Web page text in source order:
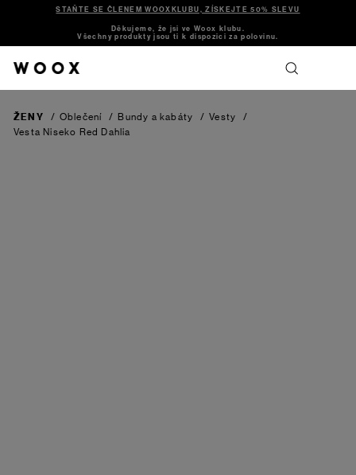
STAŇTE SE ČLENEM WOOXKLUBU, ZÍSKEJTE 50% SLEVU
Děkujeme, že jsi ve Woox klubu.
Všechny produkty jsou ti k dispozici za polovinu.
ŽENY / Oblečení / Bundy a kabáty / Vesty
/
Vesta Niseko Red Dahlia